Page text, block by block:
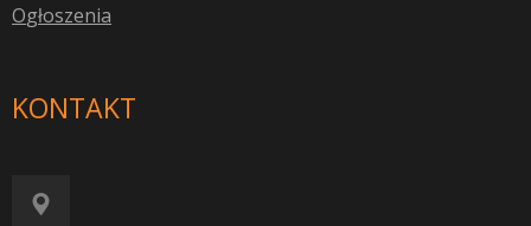
Ogłoszenia
KONTAKT